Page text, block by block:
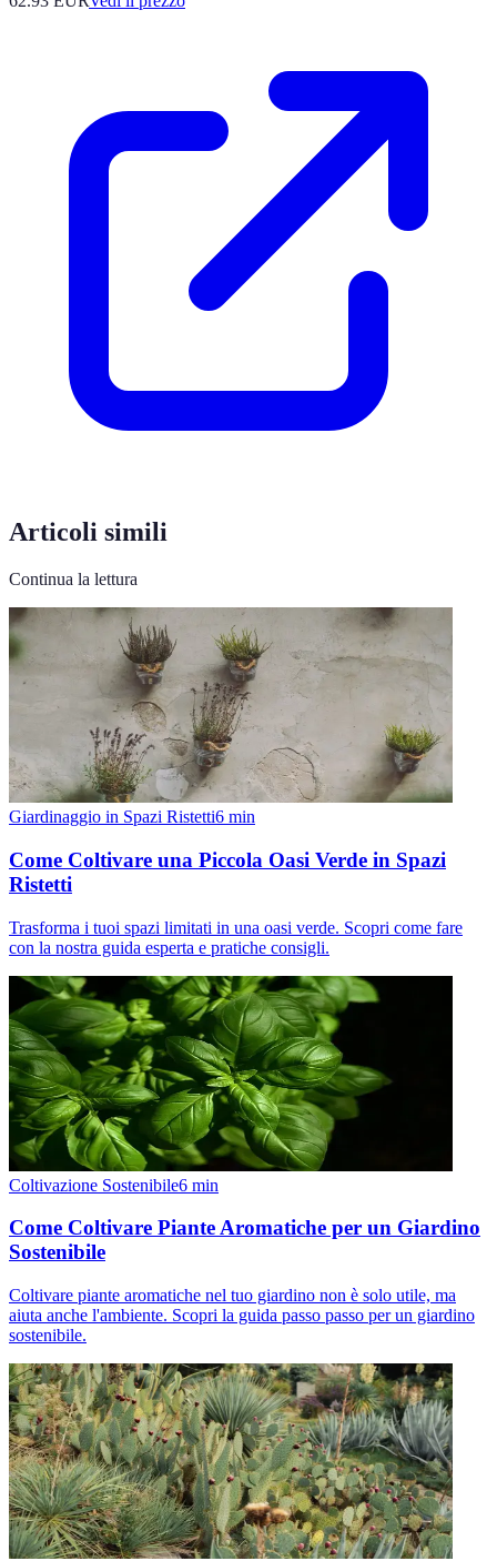
Articoli simili
Continua la lettura
Giardinaggio in Spazi Ristetti6 min
Come Coltivare una Piccola Oasi Verde in Spazi
Ristetti
Trasforma i tuoi spazi limitati in una oasi verde. Scopri come fare
con la nostra guida esperta e pratiche consigli.
Coltivazione Sostenibile6 min
Come Coltivare Piante Aromatiche per un Giardino
Sostenibile
Coltivare piante aromatiche nel tuo giardino non è solo utile, ma
aiuta anche l'ambiente. Scopri la guida passo passo per un giardino
sostenibile.